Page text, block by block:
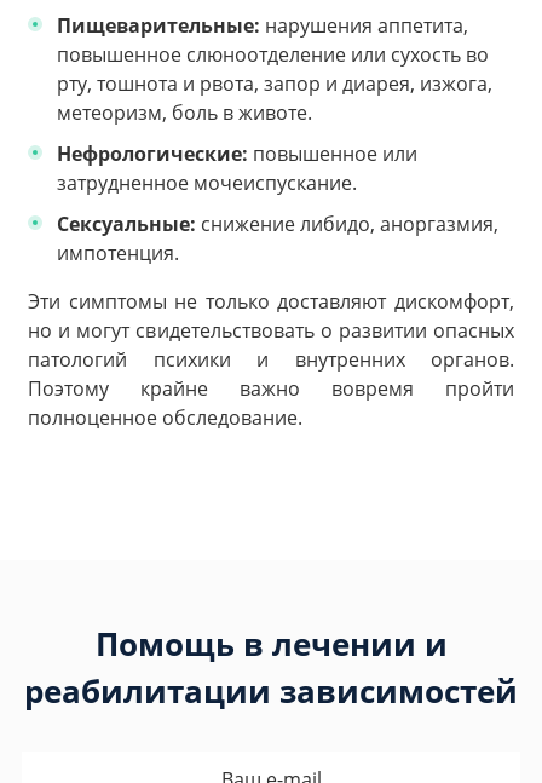
Пищеварительные: нарушения аппетита,
повышенное слюноотделение или сухость во
рту, тошнота и рвота, запор и диарея, изжога,
метеоризм, боль в животе.
Нефрологические: повышенное или
затрудненное мочеиспускание.
Сексуальные: снижение либидо, аноргазмия,
импотенция.
Эти симптомы не только доставляют дискомфорт,
но и могут свидетельствовать о развитии опасных
патологий психики и внутренних органов.
Поэтому крайне важно вовремя пройти
полноценное обследование.
Помощь в лечении и
реабилитации зависимостей